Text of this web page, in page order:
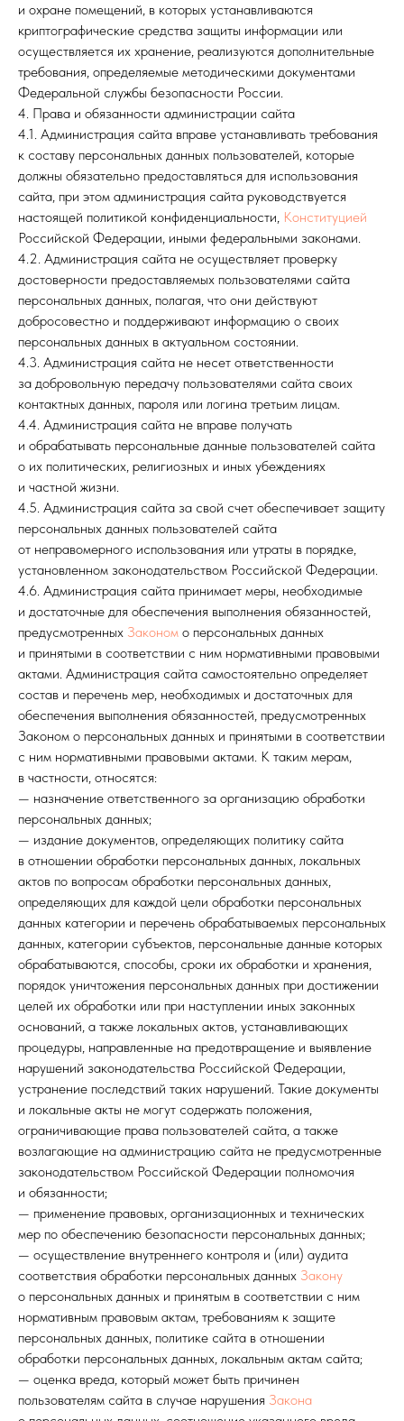
и охране помещений, в которых устанавливаются
криптографические средства защиты информации или
осуществляется их хранение, реализуются дополнительные
требования, определяемые методическими документами
Федеральной службы безопасности России.
4. Права и обязанности администрации сайта
4.1. Администрация сайта вправе устанавливать требования
к составу персональных данных пользователей, которые
должны обязательно предоставляться для использования
сайта, при этом администрация сайта руководствуется
настоящей политикой конфиденциальности, Конституцией
Российской Федерации, иными федеральными законами.
4.2. Администрация сайта не осуществляет проверку
достоверности предоставляемых пользователями сайта
персональных данных, полагая, что они действуют
добросовестно и поддерживают информацию о своих
персональных данных в актуальном состоянии.
4.3. Администрация сайта не несет ответственности
за добровольную передачу пользователями сайта своих
контактных данных, пароля или логина третьим лицам.
4.4. Администрация сайта не вправе получать
и обрабатывать персональные данные пользователей сайта
о их политических, религиозных и иных убеждениях
и частной жизни.
4.5. Администрация сайта за свой счет обеспечивает защиту
персональных данных пользователей сайта
от неправомерного использования или утраты в порядке,
установленном законодательством Российской Федерации.
4.6. Администрация сайта принимает меры, необходимые
и достаточные для обеспечения выполнения обязанностей,
предусмотренных Законом о персональных данных
и принятыми в соответствии с ним нормативными правовыми
актами. Администрация сайта самостоятельно определяет
состав и перечень мер, необходимых и достаточных для
обеспечения выполнения обязанностей, предусмотренных
Законом о персональных данных и принятыми в соответствии
с ним нормативными правовыми актами. К таким мерам,
в частности, относятся:
— назначение ответственного за организацию обработки
персональных данных;
— издание документов, определяющих политику сайта
в отношении обработки персональных данных, локальных
актов по вопросам обработки персональных данных,
определяющих для каждой цели обработки персональных
данных категории и перечень обрабатываемых персональных
данных, категории субъектов, персональные данные которых
обрабатываются, способы, сроки их обработки и хранения,
порядок уничтожения персональных данных при достижении
целей их обработки или при наступлении иных законных
оснований, а также локальных актов, устанавливающих
процедуры, направленные на предотвращение и выявление
нарушений законодательства Российской Федерации,
устранение последствий таких нарушений. Такие документы
и локальные акты не могут содержать положения,
ограничивающие права пользователей сайта, а также
возлагающие на администрацию сайта не предусмотренные
законодательством Российской Федерации полномочия
и обязанности;
— применение правовых, организационных и технических
мер по обеспечению безопасности персональных данных;
— осуществление внутреннего контроля и (или) аудита
соответствия обработки персональных данных Закону
о персональных данных и принятым в соответствии с ним
нормативным правовым актам, требованиям к защите
персональных данных, политике сайта в отношении
обработки персональных данных, локальным актам сайта;
— оценка вреда, который может быть причинен
пользователям сайта в случае нарушения Закона